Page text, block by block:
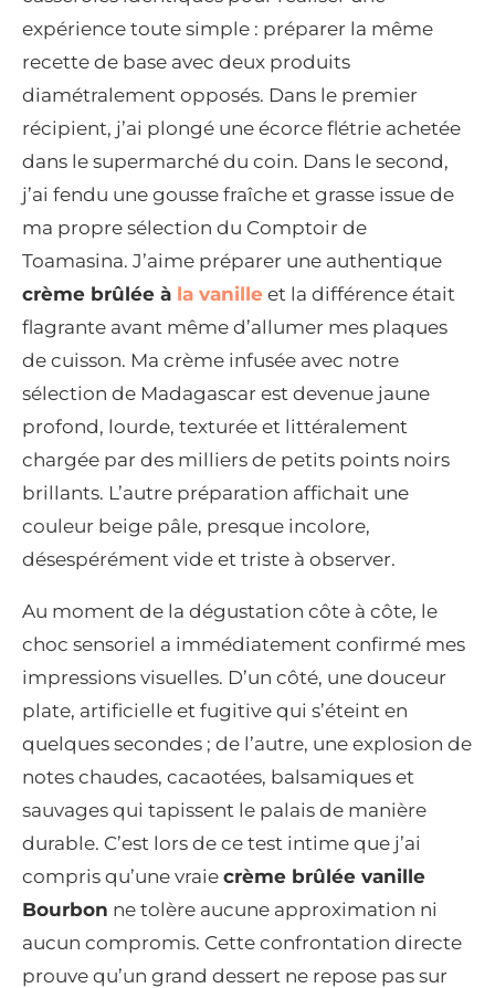
expérience toute simple : préparer la même
recette de base avec deux produits
diamétralement opposés. Dans le premier
récipient, j’ai plongé une écorce flétrie achetée
dans le supermarché du coin. Dans le second,
j’ai fendu une gousse fraîche et grasse issue de
ma propre sélection du Comptoir de
Toamasina. J’aime préparer une authentique
crème brûlée à la vanille et la différence était
flagrante avant même d’allumer mes plaques
de cuisson. Ma crème infusée avec notre
sélection de Madagascar est devenue jaune
profond, lourde, texturée et littéralement
chargée par des milliers de petits points noirs
brillants. L’autre préparation affichait une
couleur beige pâle, presque incolore,
désespérément vide et triste à observer.
Au moment de la dégustation côte à côte, le
choc sensoriel a immédiatement confirmé mes
impressions visuelles. D’un côté, une douceur
plate, artificielle et fugitive qui s’éteint en
quelques secondes ; de l’autre, une explosion de
notes chaudes, cacaotées, balsamiques et
sauvages qui tapissent le palais de manière
durable. C’est lors de ce test intime que j’ai
compris qu’une vraie crème brûlée vanille
Bourbon ne tolère aucune approximation ni
aucun compromis. Cette confrontation directe
prouve qu’un grand dessert ne repose pas sur